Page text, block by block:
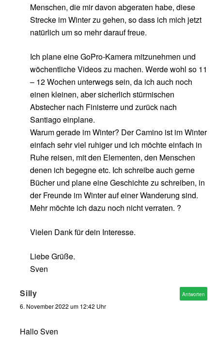
Menschen, die mir davon abgeraten habe, diese
Strecke im Winter zu gehen, so dass ich mich jetzt
natürlich um so mehr darauf freue.
Ich plane eine GoPro-Kamera mitzunehmen und
wöchentliche Videos zu machen. Werde wohl so 11
– 12 Wochen unterwegs sein, da ich auch noch
einen kleinen, aber sicherlich stürmischen
Abstecher nach Finisterre und zurück nach
Santiago einplane.
Warum gerade im Winter? Der Camino ist im Winter
einfach sehr viel ruhiger und ich möchte einfach in
Ruhe reisen, mit den Elementen, den Menschen
denen ich begegne etc. Ich schreibe auch gerne
Bücher und plane eine Geschichte zu schreiben, in
der Freunde im Winter auf einer Wanderung sind.
Mehr möchte ich dazu noch nicht verraten. ?
Vielen Dank für dein Interesse.
Liebe Grüße.
Sven
Silly
6. November 2022 um 12:42 Uhr
Hallo Sven
Antworten